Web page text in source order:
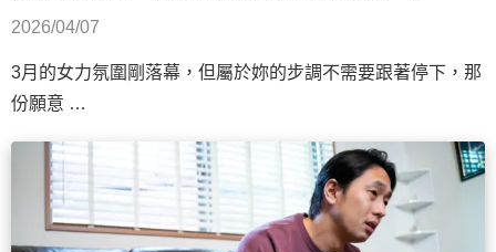
2026/04/07
3月的女力氛圍剛落幕，但屬於妳的步調不需要跟著停下，那
份願意 …